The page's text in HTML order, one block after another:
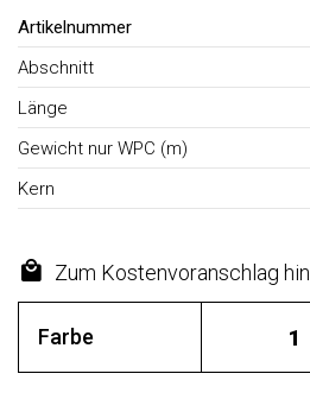
Artikelnummer
Abschnitt
Länge
Gewicht nur WPC (m)
Kern
Zum Kostenvoranschlag
Farbe